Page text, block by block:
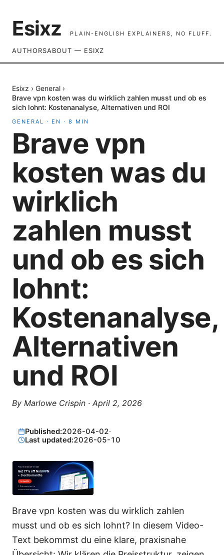
Esixz PLAIN-ENGLISH EXPLAINERS, NO FLUFF.
AUTHORSABOUT — ESIXZ
Esixz › General ›
Brave vpn kosten was du wirklich zahlen musst und ob es
sich lohnt: Kostenanalyse, Alternativen und ROI
GENERAL · EN · 8 MIN
Brave vpn
kosten was du
wirklich
zahlen musst
und ob es sich
lohnt:
Kostenanalyse,
Alternativen
und ROI
By Marlowe Crispin · April 2, 2026
Published:2026-04-02·
Last updated:2026-05-10
Brave vpn kosten was du wirklich zahlen
musst und ob es sich lohnt? In diesem Video-
Text bekommst du eine klare, praxisnahe